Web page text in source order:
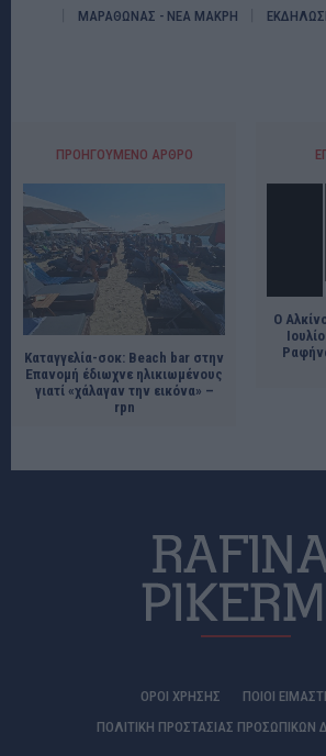
ΜΑΡΑΘΩΝΑΣ - ΝΕΑ ΜΑΚΡΗ
ΠΡΟΗΓΟΎΜΕΝΟ ΆΡΘΡΟ
Καταγγελία-σοκ: Beach bar στην
Επανομή έδιωχνε ηλικιωμένους
γιατί «χάλαγαν την εικόνα» –
rpn
Ο
ΟΡΟΙ ΧΡΗΣΗΣ
ΠΟΙΟΊ
ΠΟΛΙΤΙΚΗ ΠΡΟΣΤΑΣΙΑΣ ΠΡΟΣΩΠΙΚΩΝ